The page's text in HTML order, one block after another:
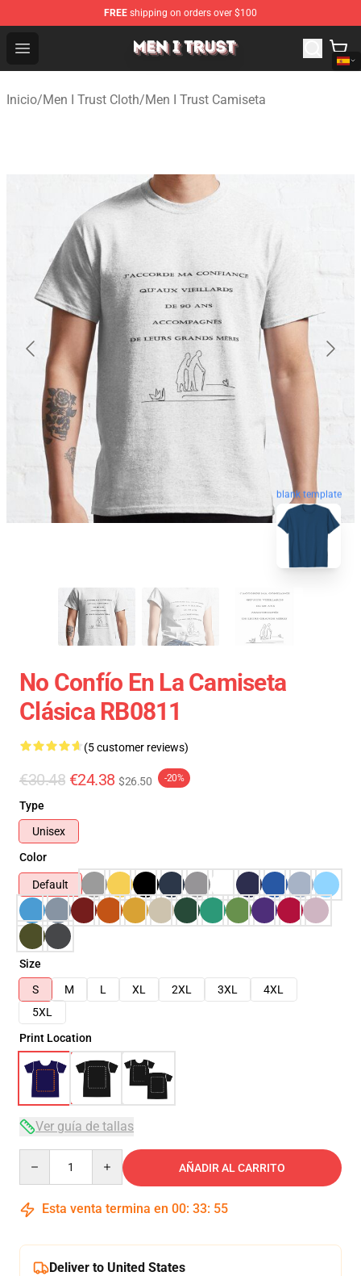
FREE shipping on orders over $100
Open menu
Men I Trust Shop - Official Men I Trust Merchandise Store
Inicio/Men I Trust Cloth/Men I Trust Camiseta
blank template
No Confío En La Camiseta
Clásica RB0811
(5 customer reviews)
€30.48 €24.38 $26.50 -20%
Type
Unisex
Color
Default
Size
S
M L XL 2XL 3XL
4XL
5XL
Print Location
Ver guía de tallas
AÑADIR AL CARRITO
Esta venta termina en 00: 33: 54
Deliver to United States